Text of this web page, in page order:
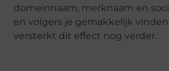
domeinnaam, merknaam en
en volgers je gemakkelijk
versterkt dit effect nog verder.